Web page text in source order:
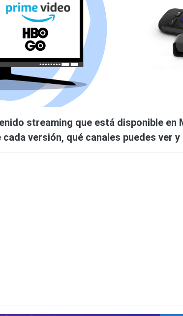
streaming que está disponible
cada versión, qué canales puedes